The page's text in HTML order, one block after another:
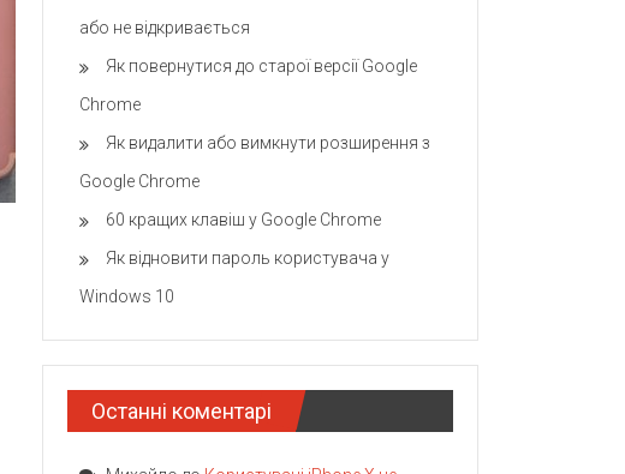
або не відкривається
Як повернутися до старої версії Google
Chrome
Як видалити або вимкнути розширення з
Google Chrome
60 кращих клавіш у Google Chrome
Як відновити пароль користувача у
Windows 10
Останні коментарі